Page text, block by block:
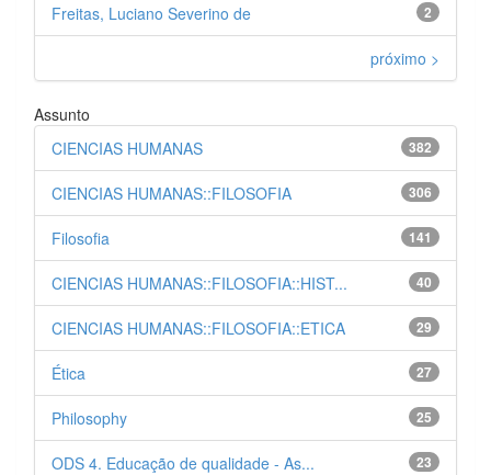
2
Freitas, Luciano Severino de
próximo >
Assunto
382
CIENCIAS HUMANAS
306
CIENCIAS HUMANAS::FILOSOFIA
141
Filosofia
40
CIENCIAS HUMANAS::FILOSOFIA::HIST...
29
CIENCIAS HUMANAS::FILOSOFIA::ETICA
27
Ética
25
Philosophy
23
ODS 4. Educação de qualidade - As...